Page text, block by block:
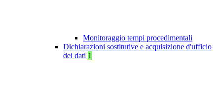
Monitoraggio tempi procedimentali
Dichiarazioni sostitutive e acquisizione d'ufficio
dei dati 1